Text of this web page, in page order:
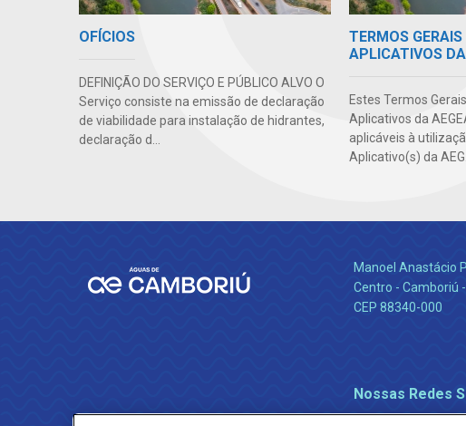
OFÍCIOS
DEFINIÇÃO DO SERVIÇO E PÚBLICO ALVO O
Serviço consiste na emissão de declaração
de viabilidade para instalação de hidrantes,
declaração d...
TERMOS
APLICATIVOS
Estes Termos
Aplicativos da
aplicáveis à
Aplicativo(s) da AEG...
Manoel Anastácio
Centro - Camboriú
CEP 88340-000
Nossas Redes